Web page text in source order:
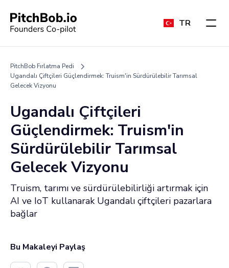
TR
PitchBob Fırlatma Pedi
Ugandalı Çiftçileri Güçlendirmek: Truism'in Sürdürülebilir Tarımsal
Gelecek Vizyonu
Ugandalı Çiftçileri
Güçlendirmek: Truism'in
Sürdürülebilir Tarımsal
Gelecek Vizyonu
Truism, tarımı ve sürdürülebilirliği artırmak için
AI ve IoT kullanarak Ugandalı çiftçileri pazarlara
bağlar
Bu Makaleyi Paylaş